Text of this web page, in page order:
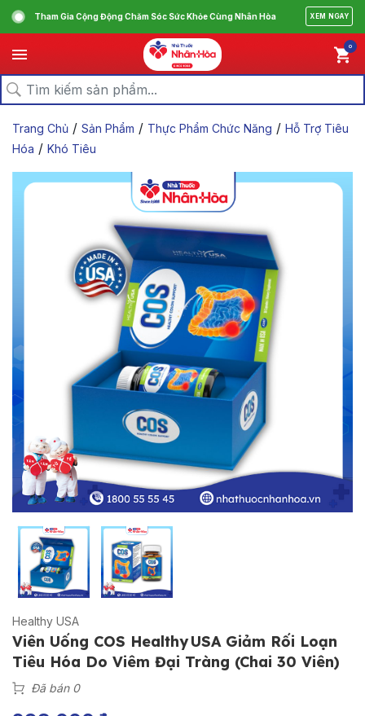
Tham Gia Cộng Động Chăm Sóc Sức Khỏe Cùng Nhân Hòa XEM NGAY
0
Trang Chủ / Sản Phẩm / Thực Phẩm Chức Năng / Hỗ Trợ Tiêu
Hóa / Khó Tiêu
Healthy USA
Viên Uống COS Healthy USA Giảm Rối Loạn
Tiêu Hóa Do Viêm Đại Tràng (Chai 30 Viên)
Đã bán 0